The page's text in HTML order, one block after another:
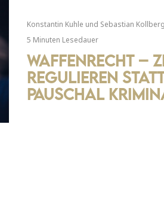
Konstantin Kuhle und Sebastian Kollberg
5 Minuten Lesedauer
Waffenrecht –
regulieren
pauschal